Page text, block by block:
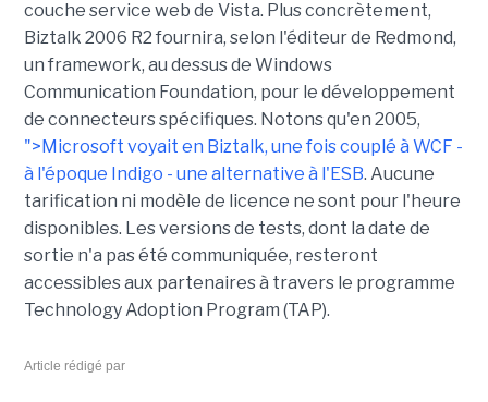
couche service web de Vista. Plus concrètement,
Biztalk 2006 R2 fournira, selon l'éditeur de Redmond,
un framework, au dessus de Windows
Communication Foundation, pour le développement
de connecteurs spécifiques. Notons qu'en 2005,
">Microsoft voyait en Biztalk, une fois couplé à WCF -
à l'époque Indigo - une alternative à l'ESB. Aucune
tarification ni modèle de licence ne sont pour l'heure
disponibles. Les versions de tests, dont la date de
sortie n'a pas été communiquée, resteront
accessibles aux partenaires à travers le programme
Technology Adoption Program (TAP).
Article rédigé par